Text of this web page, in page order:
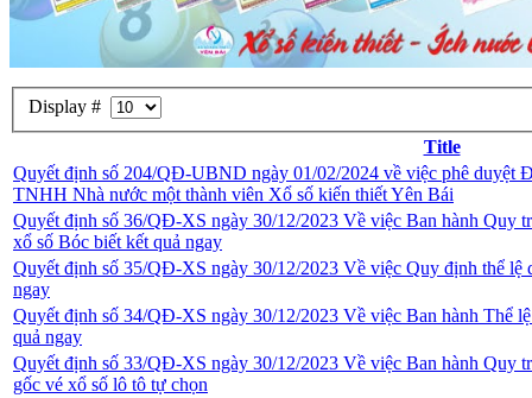
Display #
Title
Quyết định số 204/QĐ-UBND ngày 01/02/2024 về việc phê duyệt
TNHH Nhà nước một thành viên Xổ số kiến thiết Yên Bái
Quyết định số 36/QĐ-XS ngày 30/12/2023 Về việc Ban hành Quy
xổ số Bóc biết kết quả ngay
Quyết định số 35/QĐ-XS ngày 30/12/2023 Về việc Quy định thể lệ
ngay
Quyết định số 34/QĐ-XS ngày 30/12/2023 Về việc Ban hành Thể
quả ngay
Quyết định số 33/QĐ-XS ngày 30/12/2023 Về việc Ban hành Quy
gốc vé xổ số lô tô tự chọn